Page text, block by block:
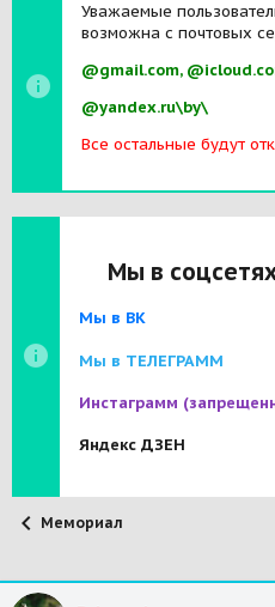
м
ы
н
а
а
а
Уважаемые
возможна с почтовых
@gmail.com,
@yandex.ru\by\
Все остальные будут
Мы в
Мы в ВК
Мы в ТЕЛЕГРАММ
Инстаграмм
Яндекс ДЗЕН
Мемориал